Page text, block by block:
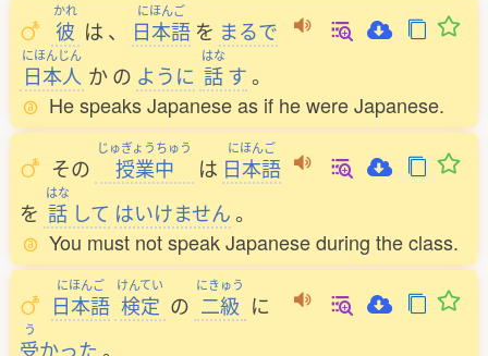
かれ
彼 は 、
にほんご
日本語 を まるで
にほんじん
日本人 か の ように
はな
話す。
He speaks Japanese as if he were Japanese.
その
じゅぎょうちゅう
授業中 は
にほんご
日本語
を
はな
話 して はいけません。
You must not speak Japanese during the class.
にほんご
日本語
けんてい
検定 の
にきゅう
二級 に
う
受かった。